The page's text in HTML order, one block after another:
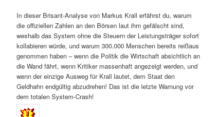
In dieser Brisant-Analyse von Markus Krall erfährst du, warum
die offiziellen Zahlen an den Börsen laut ihm gefälscht sind,
weshalb das System ohne die Steuern der Leistungsträger sofort
kollabieren würde, und warum 300.000 Menschen bereits reißaus
genommen haben – wenn die Politik die Wirtschaft absichtlich an
die Wand fährt, wenn Kritiker massenhaft angezeigt werden, und
wenn der einzige Ausweg für Krall lautet, dem Staat den
Geldhahn endgültig abzudrehen! Das ist die letzte Warnung vor
dem totalen System-Crash!